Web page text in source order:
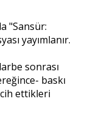
"Sansür:
yayımlanır.
sonrası
baskı
ettikleri